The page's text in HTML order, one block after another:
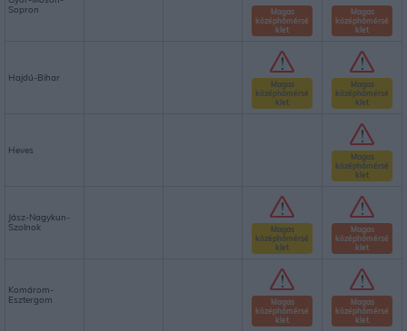
Sopron
Magas
középhőmérsé
klet
Magas
középhőmérsé
klet
Hajdú-Bihar
Magas
középhőmérsé
klet
Magas
középhőmérsé
klet
Heves
Magas
középhőmérsé
klet
Jász-Nagykun-
Szolnok
Magas
középhőmérsé
klet
Magas
középhőmérsé
klet
Komárom-
Esztergom
Magas
középhőmérsé
klet
Magas
középhőmérsé
klet